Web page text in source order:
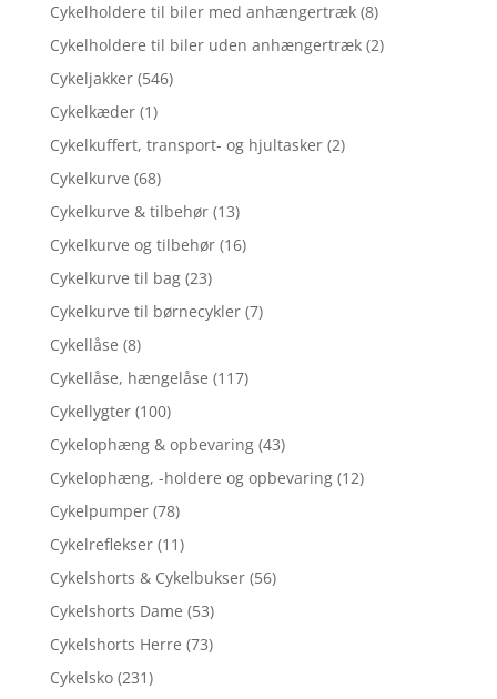
Cykelholdere til biler med anhængertræk (8)
Cykelholdere til biler uden anhængertræk (2)
Cykeljakker (546)
Cykelkæder (1)
Cykelkuffert, transport- og hjultasker (2)
Cykelkurve (68)
Cykelkurve & tilbehør (13)
Cykelkurve og tilbehør (16)
Cykelkurve til bag (23)
Cykelkurve til børnecykler (7)
Cykellåse (8)
Cykellåse, hængelåse (117)
Cykellygter (100)
Cykelophæng & opbevaring (43)
Cykelophæng, -holdere og opbevaring (12)
Cykelpumper (78)
Cykelreflekser (11)
Cykelshorts & Cykelbukser (56)
Cykelshorts Dame (53)
Cykelshorts Herre (73)
Cykelsko (231)